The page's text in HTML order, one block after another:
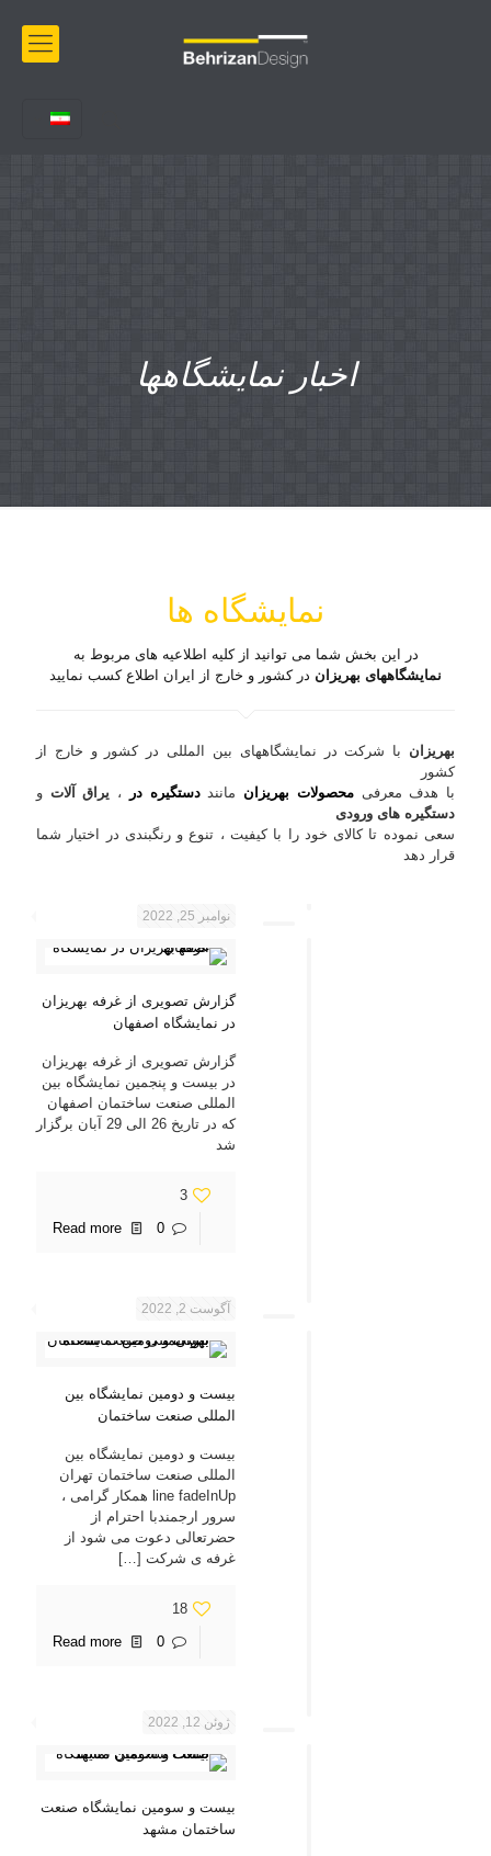
اخبار نمایشگاهها
نمایشگاه ها
در این بخش شما می توانید از کلیه اطلاعیه های مربوط به
نمایشگاههای بهریزان در کشور و خارج از ایران اطلاع کسب نمایید
بهریزان با شرکت در نمایشگاههای بین المللی در کشور و خارج از
کشور
با هدف معرفیمحصولات بهریزان ماننددستگیره در ، یراق آلات و
دستگیره های ورودی
سعی نموده تا کالای خود را با کیفیت ، تنوع و رنگبندی در اختیار شما
قرار دهد
نوامبر 25, 2022
گزارش تصویری از غرفه بهریزان
در نمایشگاه اصفهان
گزارش تصویری از غرفه بهریزان
در بیست و پنجمین نمایشگاه بین
المللی صنعت ساختمان اصفهان
که در تاریخ 26 الی 29 آبان برگزار
شد
3
0
Read more
آگوست 2, 2022
بیست و دومین نمایشگاه بین
المللی صنعت ساختمان
بیست و دومین نمایشگاه بین
المللی صنعت ساختمان تهران
line fadeInUp همکار گرامی ،
سرور ارجمندبا احترام از
حضرتعالی دعوت می شود از
غرفه ی شرکت […]
18
0
Read more
ژوئن 12, 2022
بیست و سومین نمایشگاه صنعت
ساختمان مشهد